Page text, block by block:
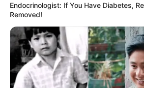
Endocrinologist: If You Have Diabetes,
Removed!